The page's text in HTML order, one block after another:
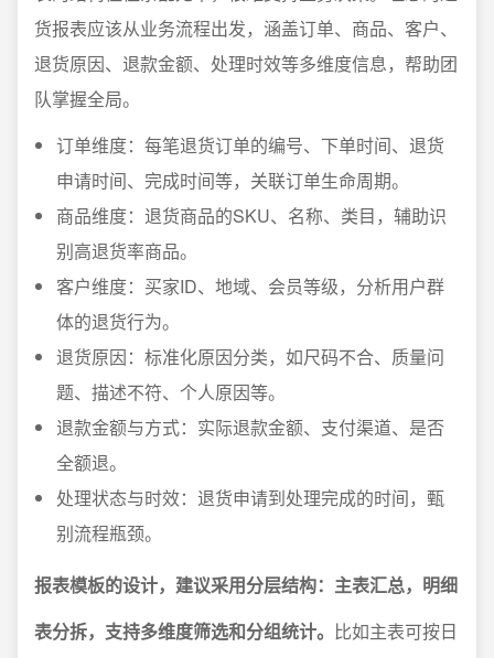
货报表应该从业务流程出发，涵盖订单、商品、客户、
退货原因、退款金额、处理时效等多维度信息，帮助团
队掌握全局。
订单维度：每笔退货订单的编号、下单时间、退货
申请时间、完成时间等，关联订单生命周期。
商品维度：退货商品的SKU、名称、类目，辅助识
别高退货率商品。
客户维度：买家ID、地域、会员等级，分析用户群
体的退货行为。
退货原因：标准化原因分类，如尺码不合、质量问
题、描述不符、个人原因等。
退款金额与方式：实际退款金额、支付渠道、是否
全额退。
处理状态与时效：退货申请到处理完成的时间，甄
别流程瓶颈。
报表模板的设计，建议采用分层结构：主表汇总，明细
表分拆，支持多维度筛选和分组统计。 比如主表可按日